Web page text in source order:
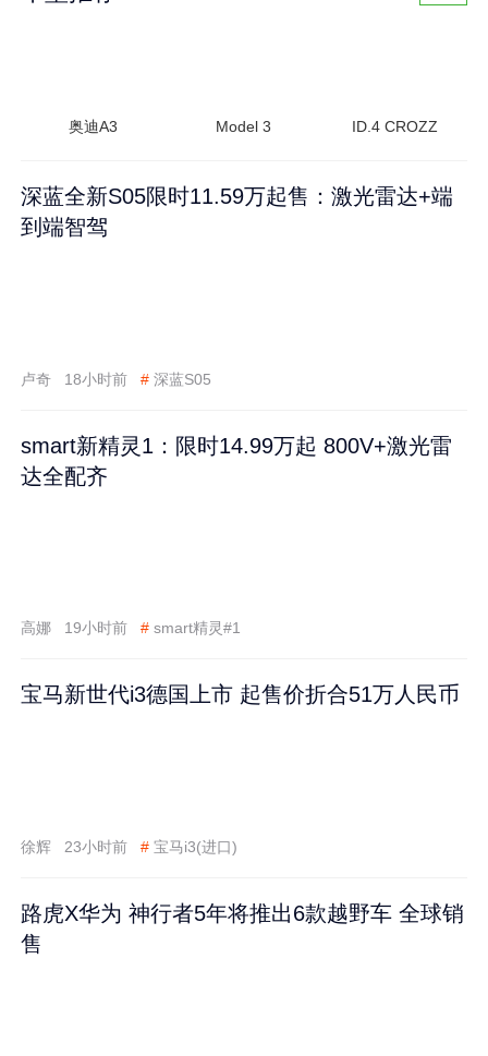
奥迪A3 Model 3 ID.4 CROZZ
深蓝全新S05限时11.59万起售：激光雷达+端
到端智驾
卢奇 18小时前 # 深蓝S05
smart新精灵1：限时14.99万起 800V+激光雷
达全配齐
高娜 19小时前 # smart精灵#1
宝马新世代i3德国上市 起售价折合51万人民币
徐辉 23小时前 # 宝马i3(进口)
路虎X华为 神行者5年将推出6款越野车 全球销
售